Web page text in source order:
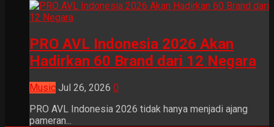
PRO AVL Indonesia 2026 Akan
Hadirkan 60 Brand dari 12 Negara
Music Jul 26, 2026 0
PRO AVL Indonesia 2026 tidak hanya menjadi ajang
pameran...